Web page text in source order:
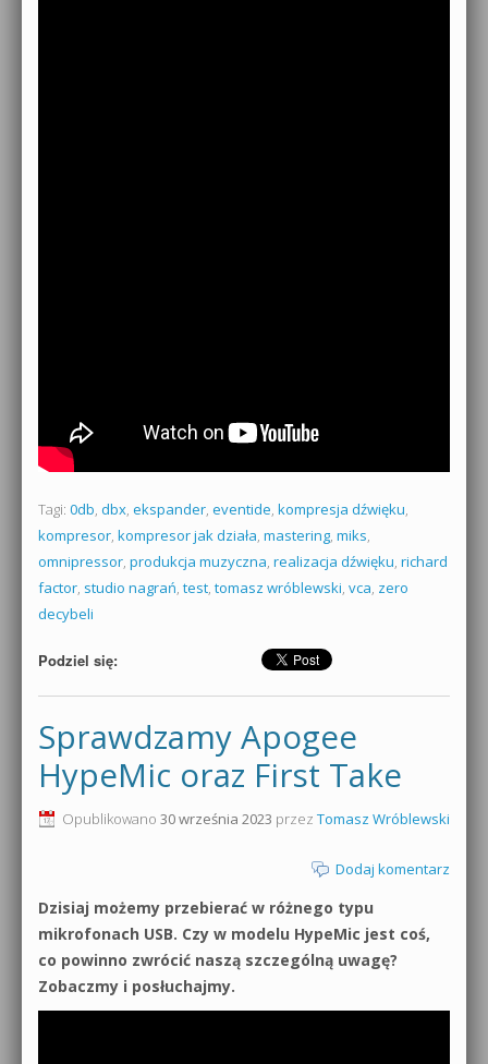
Tagi: 0db, dbx, ekspander, eventide, kompresja dźwięku,
kompresor, kompresor jak działa, mastering, miks,
omnipressor, produkcja muzyczna, realizacja dźwięku, richard
factor, studio nagrań, test, tomasz wróblewski, vca, zero
decybeli
Podziel się:
Sprawdzamy Apogee
HypeMic oraz First Take
Opublikowano 30 września 2023 przez Tomasz Wróblewski
Dodaj komentarz
Dzisiaj możemy przebierać w różnego typu
mikrofonach USB. Czy w modelu HypeMic jest coś,
co powinno zwrócić naszą szczególną uwagę?
Zobaczmy i posłuchajmy.